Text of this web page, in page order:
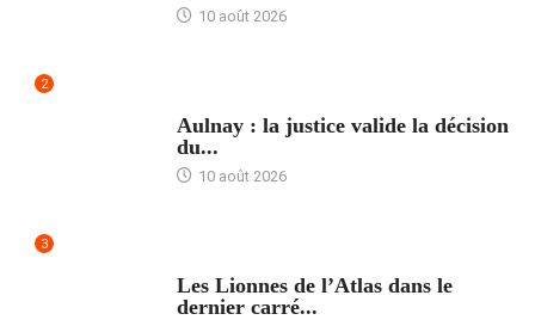
10 août 2026
2
Aulnay : la justice valide la décision
du...
10 août 2026
3
Les Lionnes de l’Atlas dans le
dernier carré...